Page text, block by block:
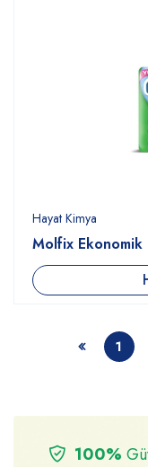
Hayat Kimya
Molfix
1
100%